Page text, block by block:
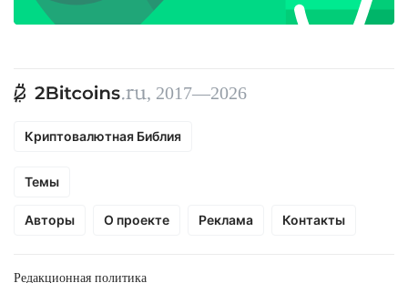
, 2017—2026
Криптовалютная Библия
Темы
Авторы О проекте Реклама Контакты
Редакционная политика